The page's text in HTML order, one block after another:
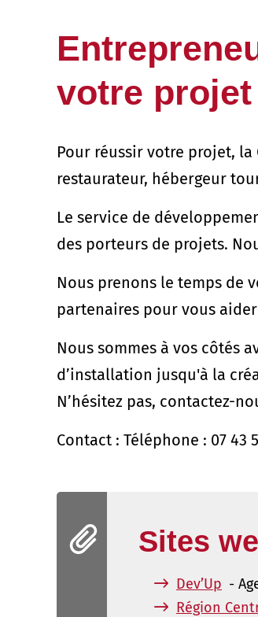
votre projet
Pour réussir votre projet,
restaurateur, hébergeur
Le service de
des porteurs de projets.
Nous prenons le temps de
partenaires pour vous
Nous sommes à vos côtés
d’installation jusqu'à la
N’hésitez pas, contactez-
Contact : Téléphone : 07 43
Sites
Dev’Up -
Région